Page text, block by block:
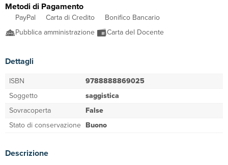
Metodi di Pagamento
PayPal Carta di Credito
Bonifico Bancario
Pubblica amministrazione
Carta del Docente
Dettagli
ISBN
9788888869025
Soggetto
saggistica
Sovracoperta
False
Stato di conservazione Buono
Descrizione